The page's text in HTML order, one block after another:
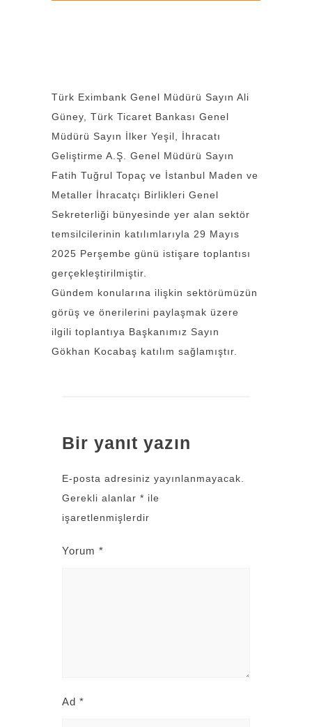
Türk Eximbank Genel Müdürü Sayın Ali
Güney, Türk Ticaret Bankası Genel
Müdürü Sayın İlker Yeşil, İhracatı
Geliştirme A.Ş. Genel Müdürü Sayın
Fatih Tuğrul Topaç ve İstanbul Maden ve
Metaller İhracatçı Birlikleri Genel
Sekreterliği bünyesinde yer alan sektör
temsilcilerinin katılımlarıyla 29 Mayıs
2025 Perşembe günü istişare toplantısı
gerçekleştirilmiştir.
Gündem konularına ilişkin sektörümüzün
görüş ve önerilerini paylaşmak üzere
ilgili toplantıya Başkanımız Sayın
Gökhan Kocabaş katılım sağlamıştır.
Bir yanıt yazın
E-posta adresiniz yayınlanmayacak.
Gerekli alanlar * ile
işaretlenmişlerdir
Yorum *
Ad *